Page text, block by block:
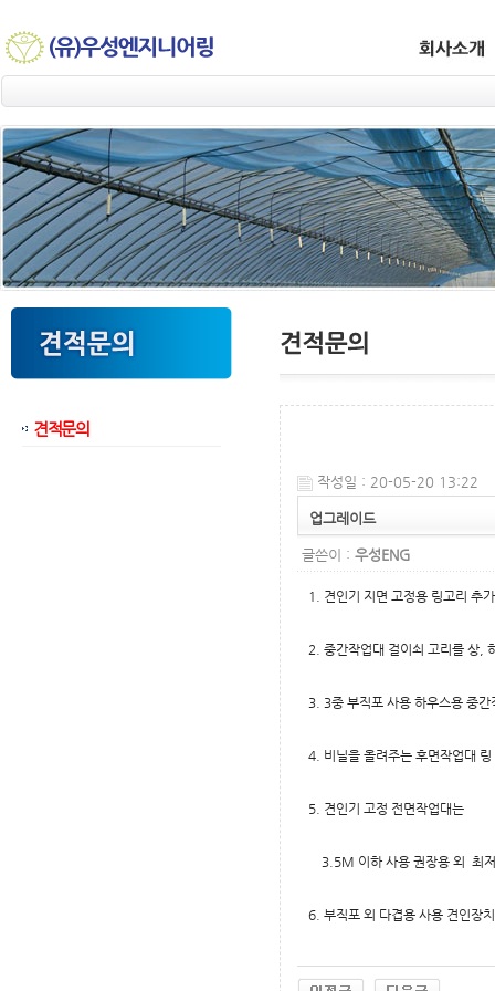
견적문의
작성일 : 20-05-20 13:22
업그레이드
글쓴이 : 우성ENG
1. 견인기 지면 고정용 링고리 추가
2. 중간작업대 걸이쇠 고리를 상,
3. 3중 부직포 사용 하우스용 중간
4. 비닐을 올려주는 후면작업대
5. 견인기 고정 전면작업대는
3.5M 이하 사용 권장용 외 최
6. 부직포 외 다겹용 사용 견인장